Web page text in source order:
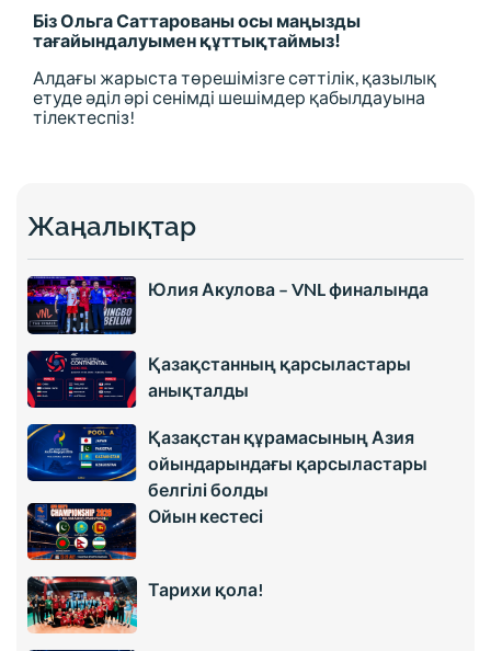
Біз Ольга Саттарованы осы маңызды
тағайындалуымен құттықтаймыз!
Алдағы жарыста төрешімізге сәттілік, қазылық
етуде әділ әрі сенімді шешімдер қабылдауына
тілектеспіз!
Жаңалықтар
Юлия Акулова – VNL финалында
Қазақстанның қарсыластары
анықталды
Қазақстан құрамасының Азия
ойындарындағы қарсыластары
белгілі болды
Ойын кестесі
Тарихи қола!